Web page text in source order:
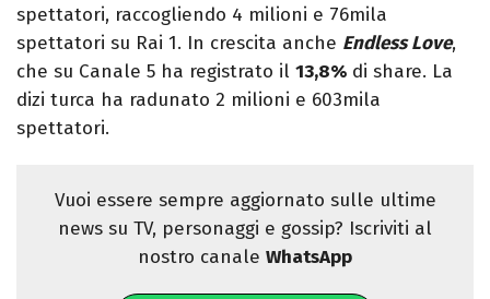
spettatori, raccogliendo 4 milioni e 76mila
spettatori su Rai 1. In crescita anche Endless Love,
che su Canale 5 ha registrato il 13,8% di share. La
dizi turca ha radunato 2 milioni e 603mila
spettatori.
Vuoi essere sempre aggiornato sulle ultime
news su TV, personaggi e gossip? Iscriviti al
nostro canale WhatsApp